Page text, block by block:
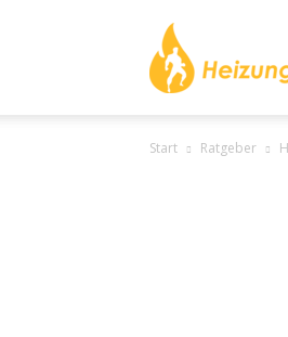
Start Ratgeber